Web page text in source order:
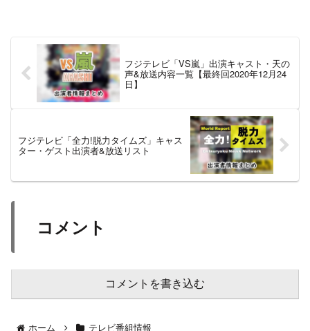
フジテレビ「VS嵐」出演キャスト・天の
声&放送内容一覧【最終回2020年12月24
日】
フジテレビ「全力!脱力タイムズ」キャス
ター・ゲスト出演者&放送リスト
コメント
コメントを書き込む
ホーム テレビ番組情報